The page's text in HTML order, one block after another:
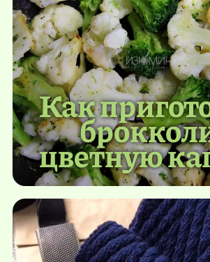
Как
цветную